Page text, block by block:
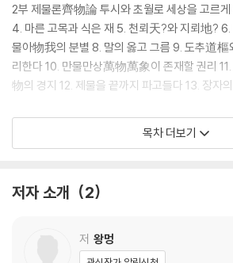
체화한 지성인의 ‘장자처럼 사유하기’를 생생하
대를 초월하여 왕멍과 장자가 ‘인간의 교양에 대
한 인상을 받는다. 때문에 이 책은 장자나 동양사
니라 올바른 인간의 생존방식에 대한 모색에서 인
교양서이다.
인생의 멋과 자유, 그리고 타자와의 공존을 모색하
듯 호방한 장자의 문체를 되살려 상상력과 사유의
겨운 삶을 살면서 깊이 고뇌했던 경험을 바탕으
을 덧붙이고, 수십 번 『장자』를 읽으면서 떠오른
2부 제물론齊物論 투시와 초월로 세상을 고르게
4. 마른 고목과 식은 재 5. 천뢰天?와 지뢰地?
물아物我의 분별 8. 말의 옳고 그름 9. 도추道
리한다 10. 만물만상萬物萬象이 존재할 권리
物의 경지 12. 제물을 끝까지 파고들다 13. 장자
3부 양생주養生主 여유를 가지면 애락哀樂이
14. 태도와 경지 : 장자가 양생養生을 논하다
15. 이념 VS 권위 16. 마음을 비우면 도가 생겨난
19. 봉황새 노래로 장자를 비웃네
목차 더보기
저자 소개 2
저 왕멍